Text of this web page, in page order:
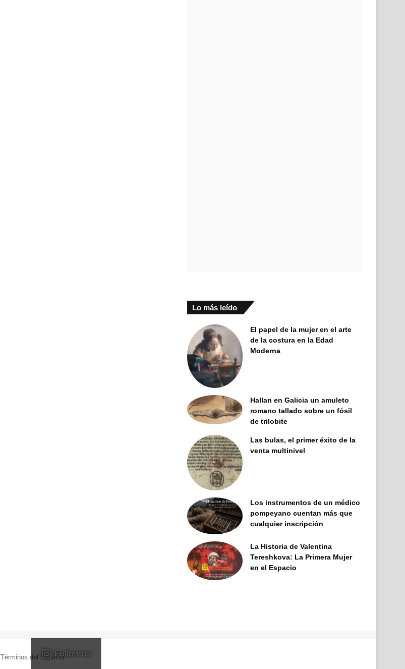
Lo más leído
El papel de la mujer en el arte
de la costura en la Edad
Moderna
Hallan en Galicia un amuleto
romano tallado sobre un fósil
de trilobite
Las bulas, el primer éxito de la
venta multinivel
Los instrumentos de un médico
pompeyano cuentan más que
cualquier inscripción
La Historia de Valentina
Tereshkova: La Primera Mujer
en el Espacio
Follow us
Términos del Servicio| Creado por Miguel Ángel Ferreiro